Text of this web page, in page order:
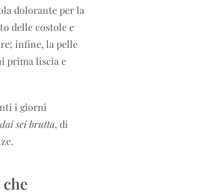
dolorante per la
delle costole e
infine, la pelle
prima liscia e
i giorni
sei brutta, di